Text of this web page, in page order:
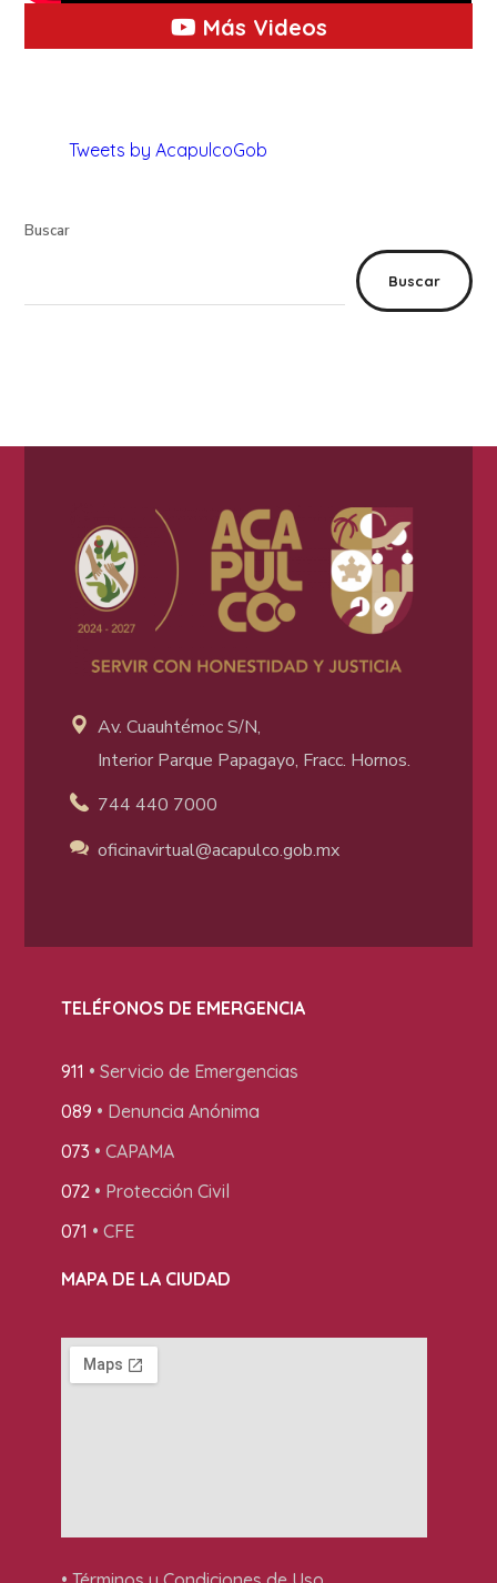
Más Videos
Tweets by AcapulcoGob
Buscar
Buscar
Av. Cuauhtémoc S/N,
Interior Parque Papagayo, Fracc. Hornos.
744 440 7000
oficinavirtual@acapulco.gob.mx
TELÉFONOS DE EMERGENCIA
911 • Servicio de Emergencias
089 • Denuncia Anónima
073 • CAPAMA
072• Protección Civil
071 • CFE
MAPA DE LA CIUDAD